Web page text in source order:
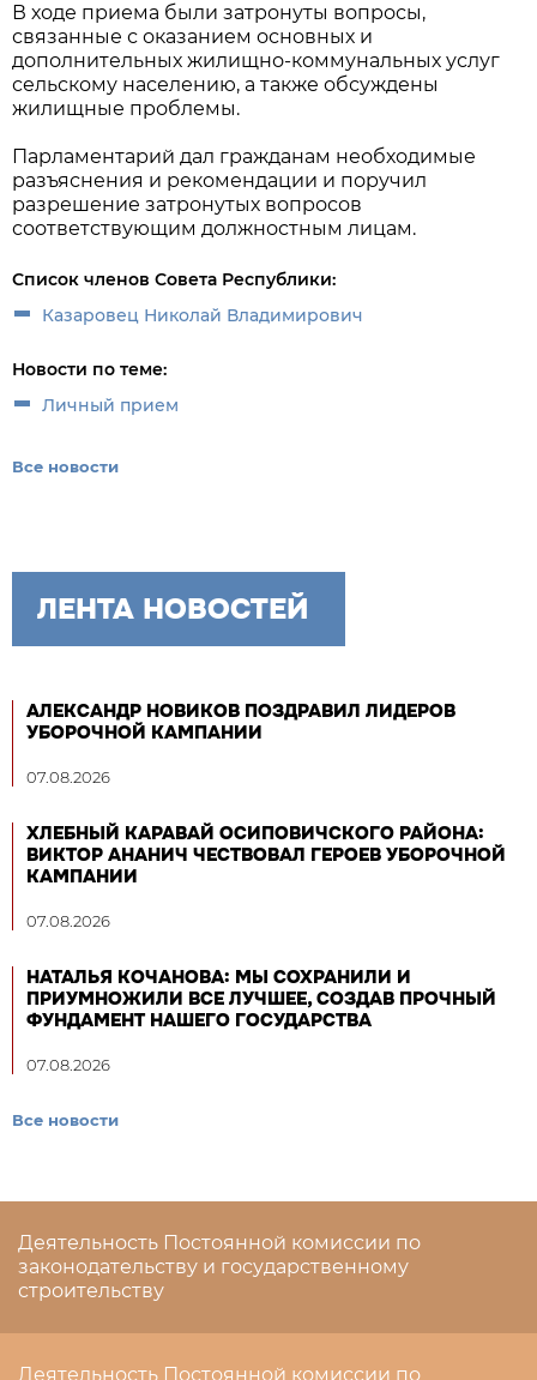
В ходе приема были затронуты вопросы,
связанные с оказанием основных и
дополнительных жилищно-коммунальных услуг
сельскому населению, а также обсуждены
жилищные проблемы.
Парламентарий дал гражданам необходимые
разъяснения и рекомендации и поручил
разрешение затронутых вопросов
соответствующим должностным лицам.
Список членов Совета Республики:
Казаровец Николай Владимирович
Новости по теме:
Личный прием
Все новости
ЛЕНТА НОВОСТЕЙ
АЛЕКСАНДР НОВИКОВ ПОЗДРАВИЛ ЛИДЕРОВ
УБОРОЧНОЙ КАМПАНИИ
07.08.2026
ХЛЕБНЫЙ КАРАВАЙ ОСИПОВИЧСКОГО РАЙОНА:
ВИКТОР АНАНИЧ ЧЕСТВОВАЛ ГЕРОЕВ УБОРОЧНОЙ
КАМПАНИИ
07.08.2026
НАТАЛЬЯ КОЧАНОВА: МЫ СОХРАНИЛИ И
ПРИУМНОЖИЛИ ВСЕ ЛУЧШЕЕ, СОЗДАВ ПРОЧНЫЙ
ФУНДАМЕНТ НАШЕГО ГОСУДАРСТВА
07.08.2026
Все новости
Деятельность Постоянной комиссии по
законодательству и государственному
строительству
Деятельность Постоянной комиссии по